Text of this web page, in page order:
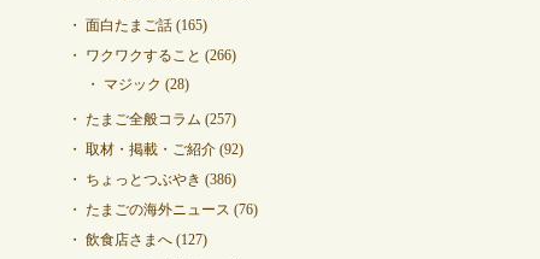
面白たまご話(165)
ワクワクすること (266)
マジック (28)
たまご全般コラム (257)
取材・掲載・ご紹介(92)
ちょっとつぶやき (386)
たまごの海外ニュース (76)
飲食店さまへ(127)